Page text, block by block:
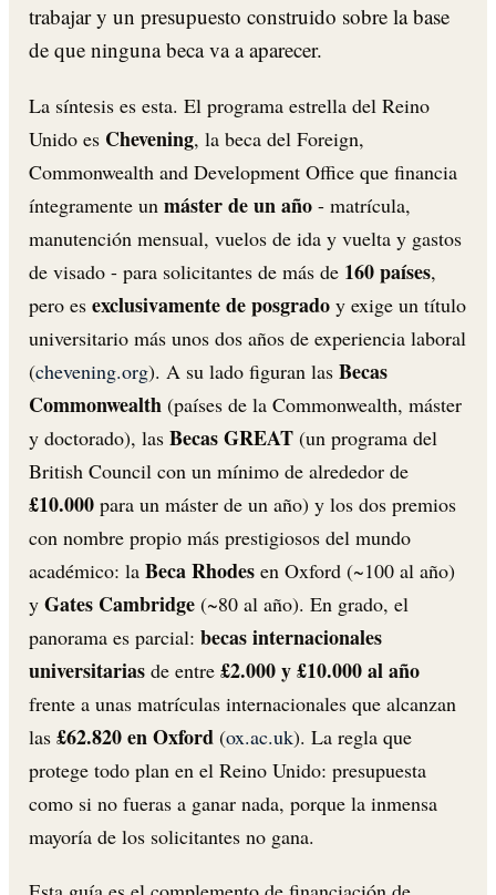
trabajar y un presupuesto construido sobre la base
de que ninguna beca va a aparecer.
La síntesis es esta. El programa estrella del Reino
Unido es Chevening, la beca del Foreign,
Commonwealth and Development Office que financia
íntegramente un máster de un año - matrícula,
manutención mensual, vuelos de ida y vuelta y gastos
de visado - para solicitantes de más de 160 países,
pero es exclusivamente de posgrado y exige un título
universitario más unos dos años de experiencia laboral
(chevening.org). A su lado figuran las Becas
Commonwealth (países de la Commonwealth, máster
y doctorado), las Becas GREAT (un programa del
British Council con un mínimo de alrededor de
£10.000 para un máster de un año) y los dos premios
con nombre propio más prestigiosos del mundo
académico: la Beca Rhodes en Oxford (~100 al año)
y Gates Cambridge (~80 al año). En grado, el
panorama es parcial: becas internacionales
universitarias de entre £2.000 y £10.000 al año
frente a unas matrículas internacionales que alcanzan
las £62.820 en Oxford (ox.ac.uk). La regla que
protege todo plan en el Reino Unido: presupuesta
como si no fueras a ganar nada, porque la inmensa
mayoría de los solicitantes no gana.